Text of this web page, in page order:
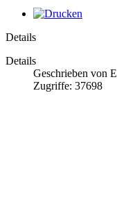
Details
Details
Geschrieben von
Zugriffe: 37698